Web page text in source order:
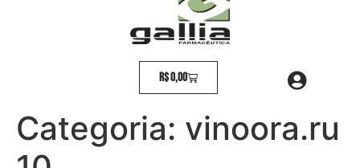
R$0,00
Categoria: vinoora.ru